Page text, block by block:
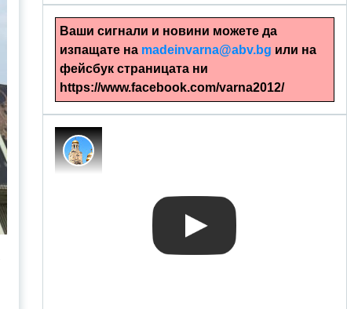
Ваши сигнали и новини можете да
изпащате на madeinvarna@abv.bg или на
фейсбук страницата ни
https://www.facebook.com/varna2012/